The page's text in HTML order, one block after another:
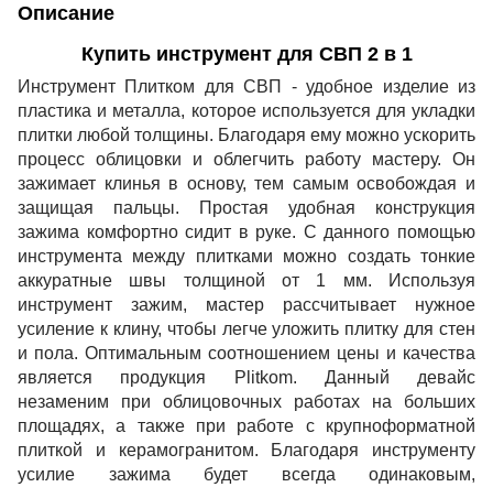
Описание
Купить инструмент для СВП 2 в 1
Инструмент Плитком для СВП - удобное изделие из
пластика и металла, которое используется для укладки
плитки любой толщины. Благодаря ему можно ускорить
процесс облицовки и облегчить работу мастеру. Он
зажимает клинья в основу, тем самым освобождая и
защищая пальцы. Простая удобная конструкция
зажима комфортно сидит в руке. С данного помощью
инструмента между плитками можно создать тонкие
аккуратные швы толщиной от 1 мм. Используя
инструмент зажим, мастер рассчитывает нужное
усиление к клину, чтобы легче уложить плитку для стен
и пола. Оптимальным соотношением цены и качества
является продукция Plitkom. Данный девайс
незаменим при облицовочных работах на больших
площадях, а также при работе с крупноформатной
плиткой и керамогранитом.
Благодаря инструменту
усилие зажима будет всегда одинаковым,